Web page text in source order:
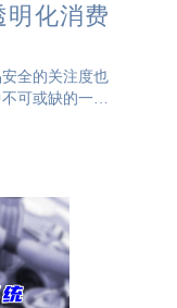
明化消费
全的关注度也
可或缺的一部
品溯源二维码